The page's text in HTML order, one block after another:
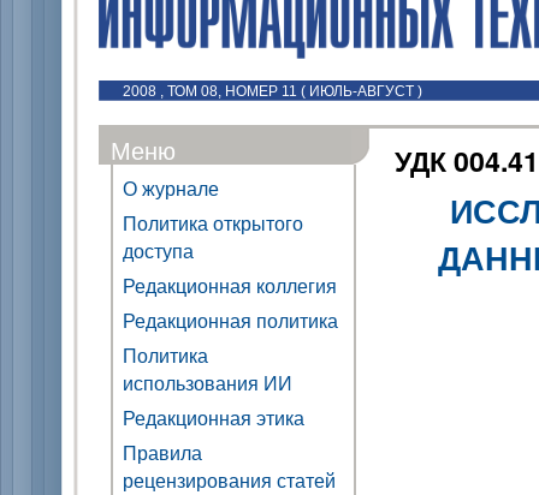
2008 , ТОМ 08, НОМЕР 11 ( ИЮЛЬ-АВГУСТ )
Меню
О журнале
Политика открытого
доступа
Редакционная коллегия
Редакционная политика
Политика
использования ИИ
Редакционная этика
Правила
рецензирования статей
УДК